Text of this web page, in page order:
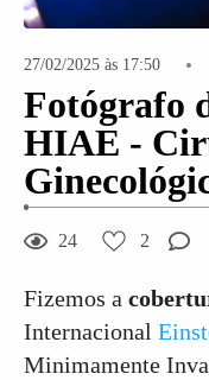
27/02/2025 às 17:50
Fotógrafo
HIAE -
24 2
Fizemos a
Internacional
Minimamente